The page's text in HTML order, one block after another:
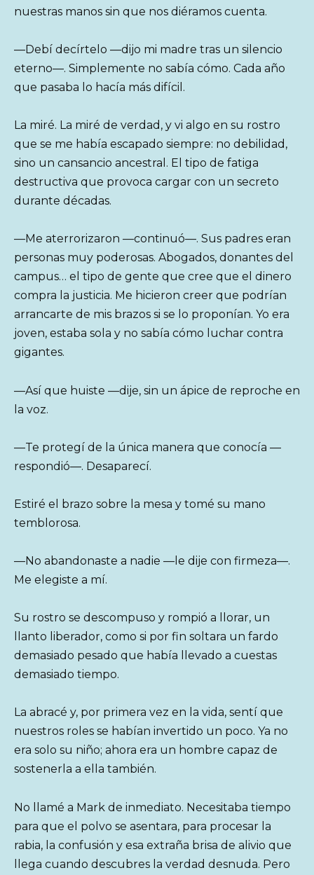
nuestras manos sin que nos diéramos cuenta.
—Debí decírtelo —dijo mi madre tras un silencio
eterno—. Simplemente no sabía cómo. Cada año
que pasaba lo hacía más difícil.
La miré. La miré de verdad, y vi algo en su rostro
que se me había escapado siempre: no debilidad,
sino un cansancio ancestral. El tipo de fatiga
destructiva que provoca cargar con un secreto
durante décadas.
—Me aterrorizaron —continuó—. Sus padres eran
personas muy poderosas. Abogados, donantes del
campus… el tipo de gente que cree que el dinero
compra la justicia. Me hicieron creer que podrían
arrancarte de mis brazos si se lo proponían. Yo era
joven, estaba sola y no sabía cómo luchar contra
gigantes.
—Así que huiste —dije, sin un ápice de reproche en
la voz.
—Te protegí de la única manera que conocía —
respondió—. Desaparecí.
Estiré el brazo sobre la mesa y tomé su mano
temblorosa.
—No abandonaste a nadie —le dije con firmeza—.
Me elegiste a mí.
Su rostro se descompuso y rompió a llorar, un
llanto liberador, como si por fin soltara un fardo
demasiado pesado que había llevado a cuestas
demasiado tiempo.
La abracé y, por primera vez en la vida, sentí que
nuestros roles se habían invertido un poco. Ya no
era solo su niño; ahora era un hombre capaz de
sostenerla a ella también.
No llamé a Mark de inmediato. Necesitaba tiempo
para que el polvo se asentara, para procesar la
rabia, la confusión y esa extraña brisa de alivio que
llega cuando descubres la verdad desnuda. Pero